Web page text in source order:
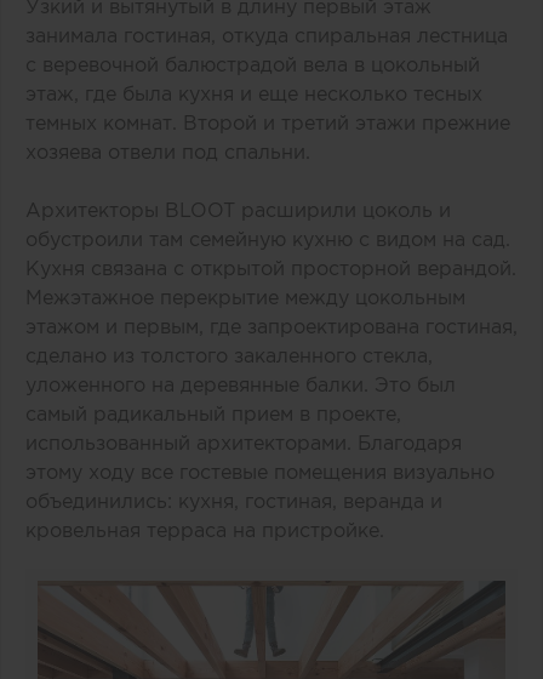
Узкий и вытянутый в длину первый этаж
занимала гостиная, откуда спиральная лестница
с веревочной балюстрадой вела в цокольный
этаж, где была кухня и еще несколько тесных
темных комнат. Второй и третий этажи прежние
хозяева отвели под спальни.
Архитекторы BLOOT расширили цоколь и
обустроили там семейную кухню с видом на сад.
Кухня связана с открытой просторной верандой.
Межэтажное перекрытие между цокольным
этажом и первым, где запроектирована гостиная,
сделано из толстого закаленного стекла,
уложенного на деревянные балки. Это был
самый радикальный прием в проекте,
использованный архитекторами. Благодаря
этому ходу все гостевые помещения визуально
объединились: кухня, гостиная, веранда и
кровельная терраса на пристройке.